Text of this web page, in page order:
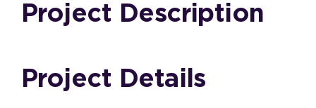
Project Description
Project Details